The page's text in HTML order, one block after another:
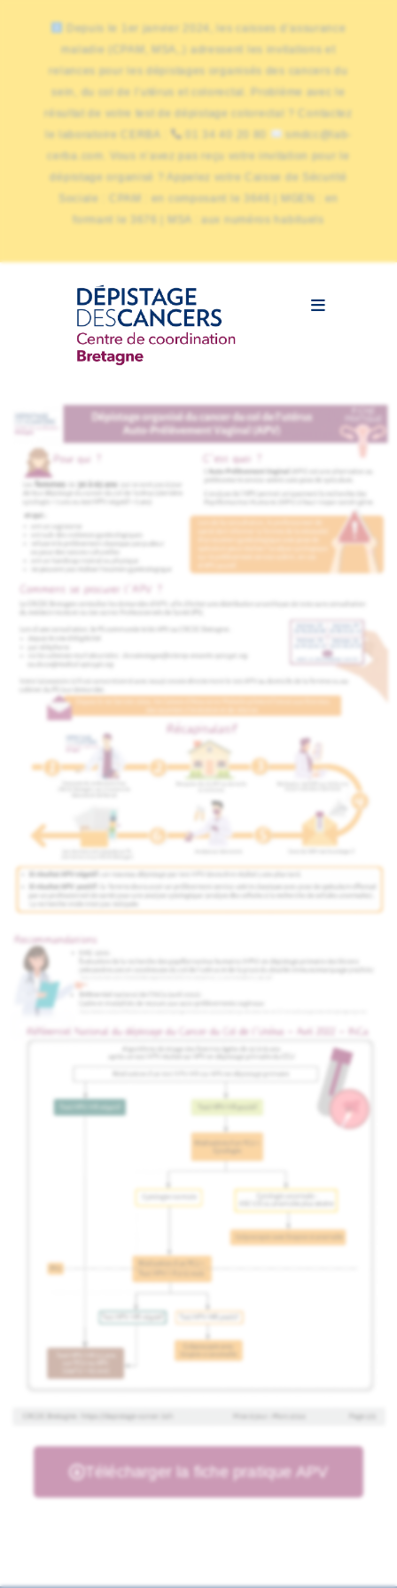
Depuis le 1er janvier 2024, les caisses d’assurance
maladie (CPAM, MSA,.) adressent les invitations et
relances pour les dépistages organisés des cancers du
sein, du col de l’utérus et colorectal. Problème avec le
résultat de votre test de dépistage colorectal ? Contactez
le laboratoire CERBA :
smdcc@lab-
cerba.com. Vous n’avez pas reçu votre invitation pour le
dépistage organisé ? Appelez votre Caisse de Sécurité
Sociale : CPAM : en composant le 3646 | MGEN : en
formant le 3676 | MSA : aux numéros habituels
Télécharger la fiche pratique APV